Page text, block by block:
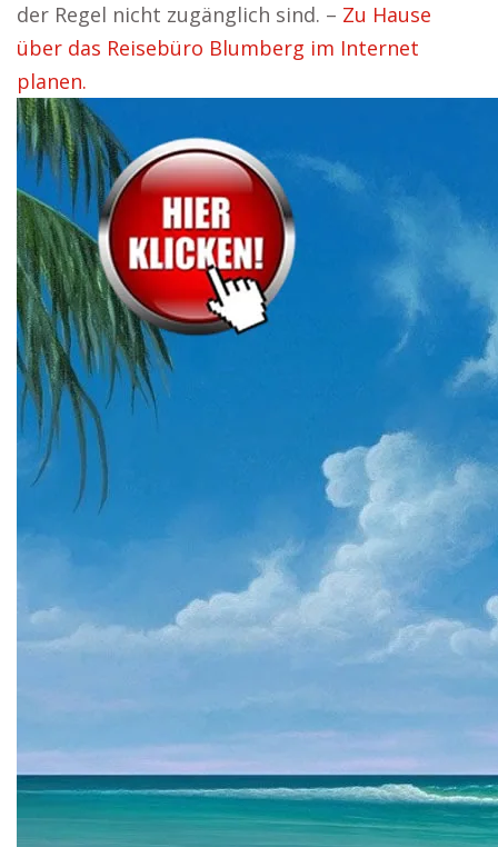
der Regel nicht zugänglich sind. – Zu Hause
über das Reisebüro Blumberg im Internet
planen.